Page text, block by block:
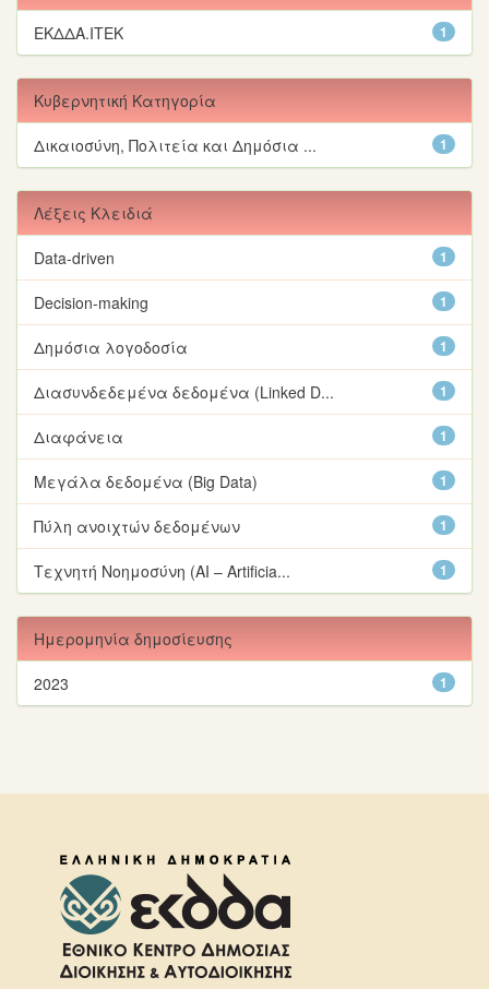
1
ΕΚΔΔΑ.ΙΤΕΚ
Κυβερνητική Κατηγορία
1
Δικαιοσύνη, Πολιτεία και Δημόσια ...
Λέξεις Κλειδιά
1
Data-driven
1
Decision-making
1
Δημόσια λογοδοσία
1
Διασυνδεδεμένα δεδομένα (Linked D...
1
Διαφάνεια
1
Μεγάλα δεδομένα (Big Data)
1
Πύλη ανοιχτών δεδομένων
1
Τεχνητή Νοημοσύνη (AI – Artificia...
Ημερομηνία δημοσίευσης
1
2023